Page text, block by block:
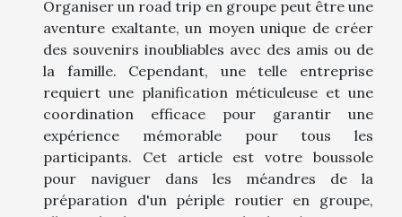
Organiser un road trip en groupe peut être une
aventure exaltante, un moyen unique de créer
des souvenirs inoubliables avec des amis ou de
la famille. Cependant, une telle entreprise
requiert une planification méticuleuse et une
coordination efficace pour garantir une
expérience mémorable pour tous les
participants. Cet article est votre boussole
pour naviguer dans les méandres de la
préparation d'un périple routier en groupe,